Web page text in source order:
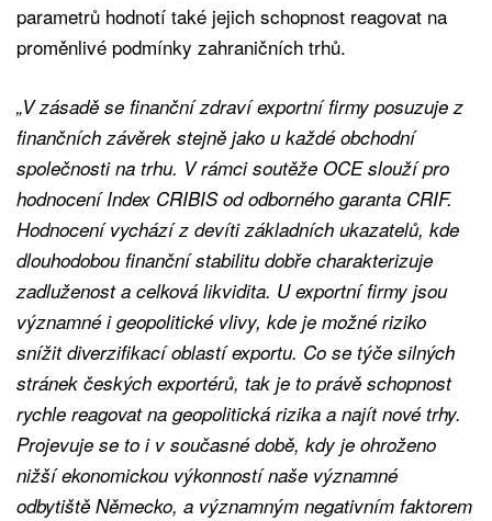
parametrů hodnotí také jejich schopnost reagovat na
proměnlivé podmínky zahraničních trhů.
„V zásadě se finanční zdraví exportní firmy posuzuje z
finančních závěrek stejně jako u každé obchodní
společnosti na trhu. V rámci soutěže OCE slouží pro
hodnocení Index CRIBIS od odborného garanta CRIF.
Hodnocení vychází z devíti základních ukazatelů, kde
dlouhodobou finanční stabilitu dobře charakterizuje
zadluženost a celková likvidita. U exportní firmy jsou
významné i geopolitické vlivy, kde je možné riziko
snížit diverzifikací oblastí exportu. Co se týče silných
stránek českých exportérů, tak je to právě schopnost
rychle reagovat na geopolitická rizika a najít nové trhy.
Projevuje se to i v současné době, kdy je ohroženo
nižší ekonomickou výkonností naše významné
odbytiště Německo, a významným negativním faktorem